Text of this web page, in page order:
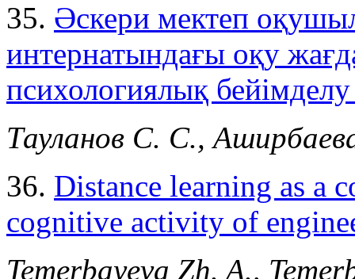
35. Әскери мектеп
интернатындағы оқу
психологиялық бейімделу
Тауланов С. С.,
36. Distance learning as a
cognitive activity of
Temerbayeva Zh. A.,